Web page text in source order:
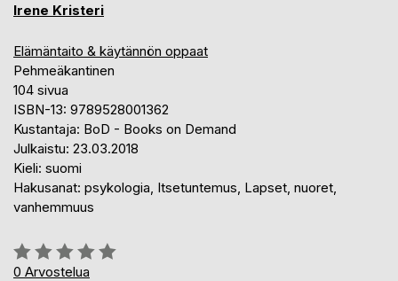
Irene Kristeri
Elämäntaito & käytännön oppaat
Pehmeäkantinen
104 sivua
ISBN-13: 9789528001362
Kustantaja: BoD - Books on Demand
Julkaistu: 23.03.2018
Kieli: suomi
Hakusanat: psykologia, Itsetuntemus, Lapset, nuoret,
vanhemmuus
Arvostelu::
0%
0 Arvostelua